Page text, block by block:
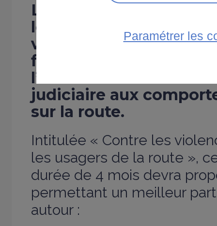
Le ministère des
le lancement d’une
violence sur les routes
formuler des
l’éducation routière et
judiciaire aux
sur la route.
Intitulée « Contre les
les usagers de la route »,
durée de 4 mois devra
permettant un meilleur
autour :
Paramétrer les